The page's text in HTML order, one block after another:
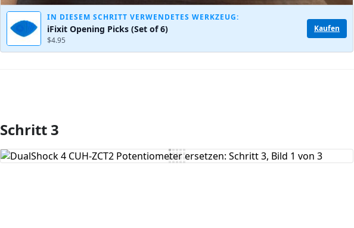
IN DIESEM SCHRITT VERWENDETES WERKZEUG:
iFixit Opening Picks (Set of 6)
$4.95
Kaufen
Kommentar hinzufügen
Schritt 3